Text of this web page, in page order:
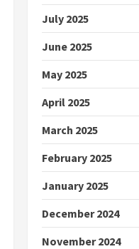
July 2025
June 2025
May 2025
April 2025
March 2025
February 2025
January 2025
December 2024
November 2024